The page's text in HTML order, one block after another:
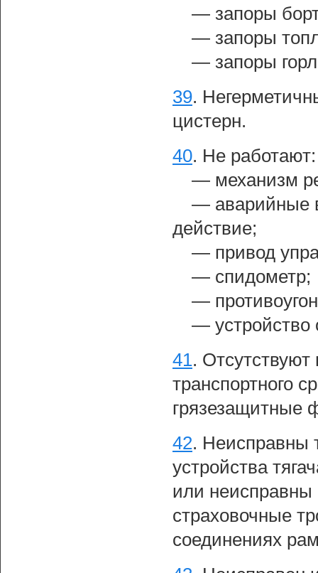
— запоры
— запоры
— запоры
39.
цистерн.
40. Не работают:
— механизм
— аварийные
действие;
— привод
— спидометр;
—
— устройство
41. Отсутствуют
транспортного
грязезащитные
42. Неисправны
устройства
или неисправны
страховочные
соединениях